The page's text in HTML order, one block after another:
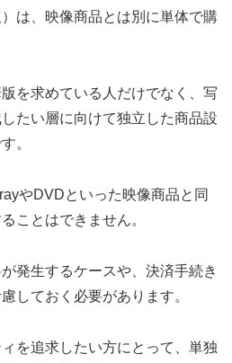
は、映像商品とは別に単体で購
を求めている人だけでなく、写
たい層に向けて独立した商品設
。
やDVDといった映像商品と同
ことはできません。
発生するケースや、決済手続き
しておく必要があります。
を追求したい方にとって、単独